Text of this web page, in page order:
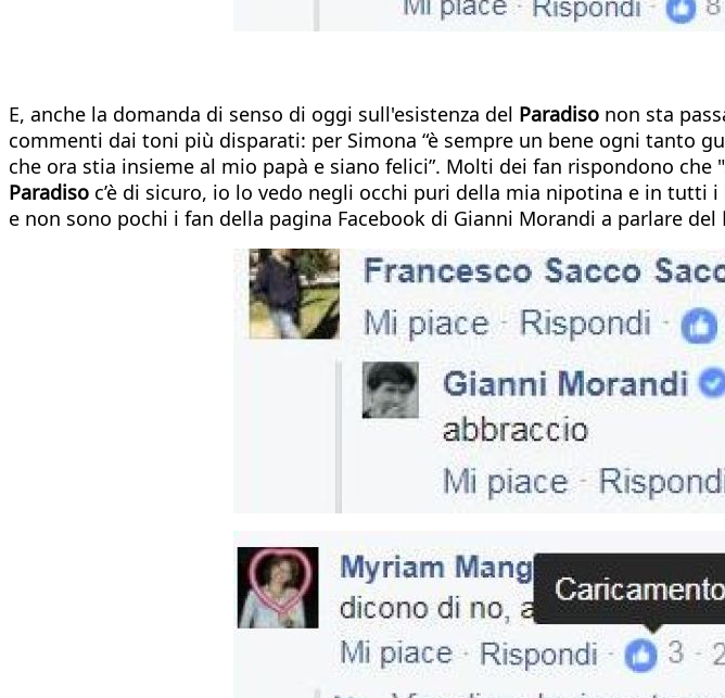
E, anche la domanda di senso di oggi sull'esistenza del Paradiso non sta
commenti dai toni più disparati: per Simona “è sempre un bene ogni tanto
che ora stia insieme al mio papà e siano felici”. Molti dei fan rispondono che
Paradiso c’è di sicuro, io lo vedo negli occhi puri della mia nipotina e in tutti
e non sono pochi i fan della pagina Facebook di Gianni Morandi a parlare del